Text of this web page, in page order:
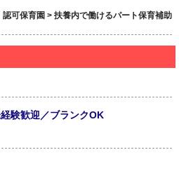
認可保育園 > 扶養内で働けるパート保育補助
験歓迎／ブランクOK